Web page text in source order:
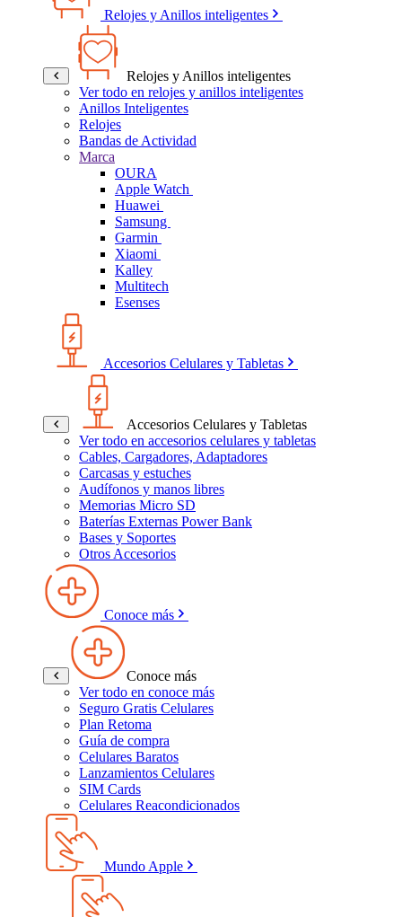
Relojes y Anillos inteligentes
Relojes y Anillos inteligentes
Ver todo en relojes y anillos inteligentes
Anillos Inteligentes
Relojes
Bandas de Actividad
Marca
OURA
Apple Watch
Huawei
Samsung
Garmin
Xiaomi
Kalley
Multitech
Esenses
Accesorios Celulares y Tabletas
Accesorios Celulares y Tabletas
Ver todo en accesorios celulares y tabletas
Cables, Cargadores, Adaptadores
Carcasas y estuches
Audífonos y manos libres
Memorias Micro SD
Baterías Externas Power Bank
Bases y Soportes
Otros Accesorios
Conoce más
Conoce más
Ver todo en conoce más
Seguro Gratis Celulares
Plan Retoma
Guía de compra
Celulares Baratos
Lanzamientos Celulares
SIM Cards
Celulares Reacondicionados
Mundo Apple